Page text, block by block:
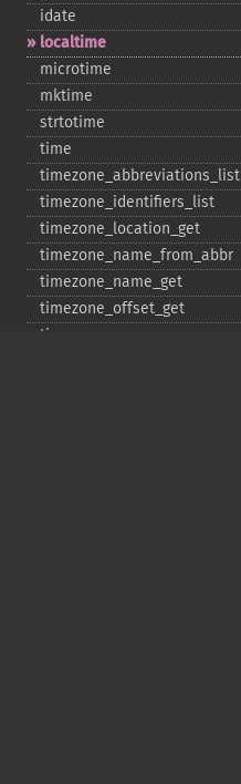
idate
localtime
microtime
mktime
strtotime
time
timezone_​abbreviations_​list
timezone_​identifiers_​list
timezone_​location_​get
timezone_​name_​from_​abbr
timezone_​name_​get
timezone_​offset_​get
timezone_​open